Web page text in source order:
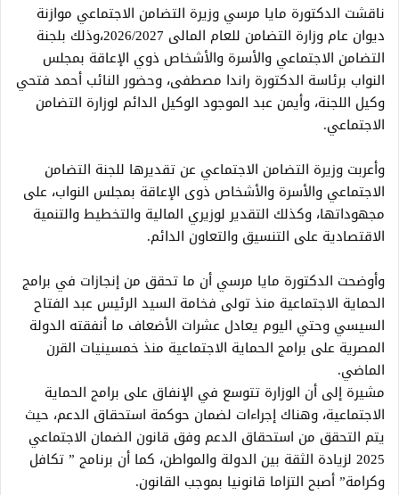
ناقشت الدكتورة مايا مرسي وزيرة التضامن الاجتماعي موازنة
ديوان عام وزارة التضامن للعام المالى 2026/2027،وذلك بلجنة
التضامن الاجتماعي والأسرة والأشخاص ذوي الإعاقة بمجلس
النواب برئاسة الدكتورة راندا مصطفى، وحضور النائب أحمد فتحي
وكيل اللجنة، وأيمن عبد الموجود الوكيل الدائم لوزارة التضامن
الاجتماعي.
وأعربت وزيرة التضامن الاجتماعي عن تقديرها للجنة التضامن
الاجتماعي والأسرة والأشخاص ذوى الإعاقة بمجلس النواب، على
مجهوداتها، وكذلك التقدير لوزيري المالية والتخطيط والتنمية
الاقتصادية على التنسيق والتعاون الدائم.
وأوضحت الدكتورة مايا مرسي أن ما تحقق من إنجازات في برامج
الحماية الاجتماعية منذ تولى فخامة السيد الرئيس عبد الفتاح
السيسي وحتي اليوم يعادل عشرات الأضعاف ما أنفقته الدولة
المصرية على برامج الحماية الاجتماعية منذ خمسينيات القرن
الماضي.
مشيرة إلى أن الوزارة تتوسع في الإنفاق على برامج الحماية
الاجتماعية، وهناك إجراءات لضمان حوكمة استحقاق الدعم، حيث
يتم التحقق من استحقاق الدعم وفق قانون الضمان الاجتماعي
2025 لزيادة الثقة بين الدولة والمواطن، كما أن برنامج ” تكافل
وكرامة” أصبح التزاما قانونيا بموجب القانون.